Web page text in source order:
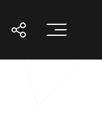
打开搜索打开分享打